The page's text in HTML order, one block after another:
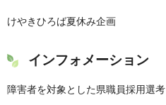
けやきひろば夏休み企画
インフォメーション
障害者を対象とした県職員採用選考